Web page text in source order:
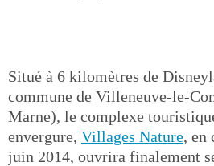
Situé à 6 kilomètres de
commune de Villeneuve-le-
Marne), le complexe
envergure, Villages Nature, en
juin 2014, ouvrira finalement